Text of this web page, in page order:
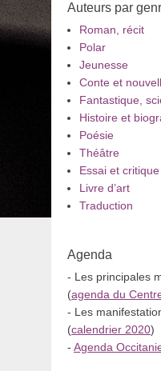
Auteurs par
Roman, récit
Polar
Jeunesse
Conte et
Fantastique,
Histoire et
Poésie
Théâtre
Essai et critique
Livre d’art
Traduction
Agenda
- Les principales
(agenda du
- Les
(calendrier 2020)
- Agenda